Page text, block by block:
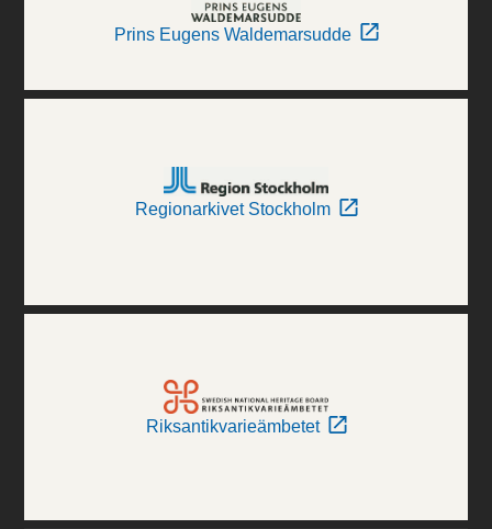
Prins Eugens Waldemarsudde
Regionarkivet Stockholm
Riksantikvarieämbetet